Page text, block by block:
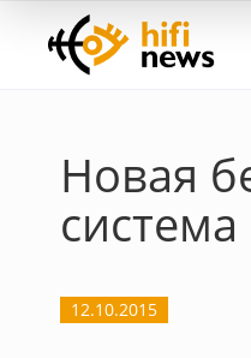
Новая
12.10.2015